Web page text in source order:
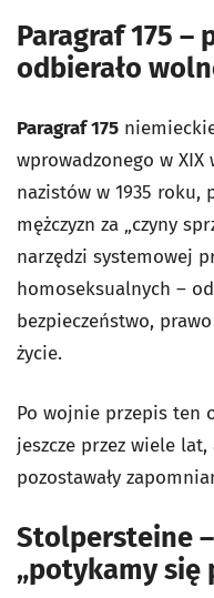
Paragraf 175 –
odbierało
Paragraf 175
wprowadzonego w
nazistów w 1935 roku,
mężczyzn za „czyny
narzędzi systemowej
homoseksualnych –
bezpieczeństwo,
życie.
Po wojnie przepis ten
jeszcze przez wiele
pozostawały
Stolpersteine
„potykamy się